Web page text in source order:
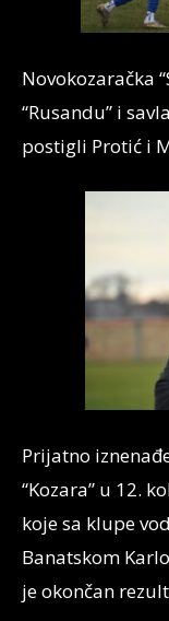
Novokozaračka
“Rusandu” i
postigli Protić i
Prijatno
“Kozara” u 12.
koje sa klupe
Banatskom
je okončan